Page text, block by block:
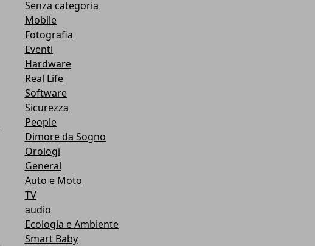
Senza categoria
Mobile
Fotografia
Eventi
Hardware
Real Life
Software
Sicurezza
People
Dimore da Sogno
Orologi
General
Auto e Moto
TV
audio
Ecologia e Ambiente
Smart Baby